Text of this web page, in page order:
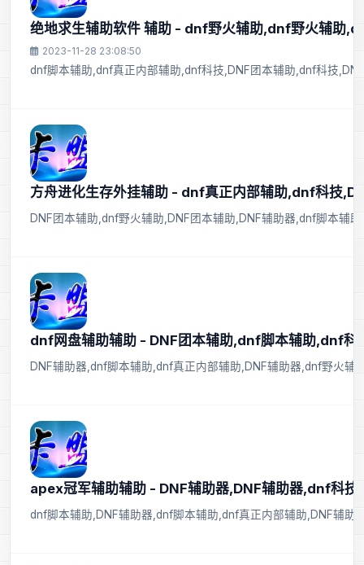
绝地求生辅助软件 辅助 - dnf野火辅助,dnf野火辅助
2023-11-28 23:08:50
dnf脚本辅助,dnf真正内部辅助,dnf科技,DNF团本辅助,dnf科技
方舟进化生存外挂辅助 - dnf真正内部辅助,dnf科技
DNF团本辅助,dnf野火辅助,DNF团本辅助,DNF辅助器,dnf脚本辅
dnf网盘辅助辅助 - DNF团本辅助,dnf脚本辅助,dnf科
DNF辅助器,dnf脚本辅助,dnf真正内部辅助,DNF辅助器,dnf野火辅
apex冠军辅助辅助 - DNF辅助器,DNF辅助器,dnf科
dnf脚本辅助,DNF辅助器,dnf脚本辅助,dnf真正内部辅助,DNF辅助